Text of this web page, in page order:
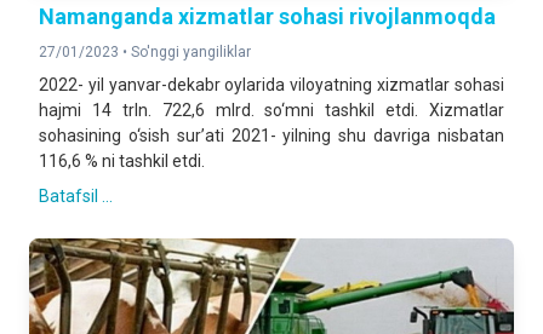
Namanganda xizmatlar sohasi rivojlanmoqda
27/01/2023 • So'nggi yangiliklar
2022- yil yanvar-dekabr oylarida viloyatning xizmatlar sohasi
hajmi 14 trln. 722,6 mlrd. so‘mni tashkil etdi. Xizmatlar
sohasining o‘sish surʼati 2021- yilning shu davriga nisbatan
116,6 % ni tashkil etdi.
Batafsil ...